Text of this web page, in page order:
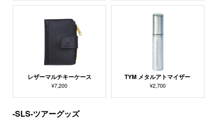
レザーマルチキーケース
¥7,200
TYM メタルアトマイザー
¥2,700
-SLS-ツアーグッズ